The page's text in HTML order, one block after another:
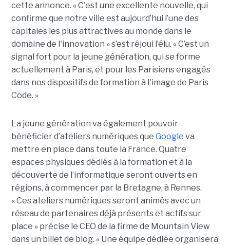
cette annonce. « C'est une excellente nouvelle, qui
confirme que notre ville est aujourd’hui l’une des
capitales les plus attractives au monde dans le
domaine de l'innovation » s’est réjoui l’élu. « C’est un
signal fort pour la jeune génération, qui se forme
actuellement à Paris, et pour les Parisiens engagés
dans nos dispositifs de formation à l'image de Paris
Code. »
La jeune génération va également pouvoir
bénéficier d’ateliers numériques que Google va
mettre en place dans toute la France. Quatre
espaces physiques dédiés à la formation et à la
découverte de l’informatique seront ouverts en
régions, à commencer par la Bretagne, à Rennes.
« Ces ateliers numériques seront animés avec un
réseau de partenaires déjà présents et actifs sur
place » précise le CEO de la firme de Mountain View
dans un billet de blog. « Une équipe dédiée organisera